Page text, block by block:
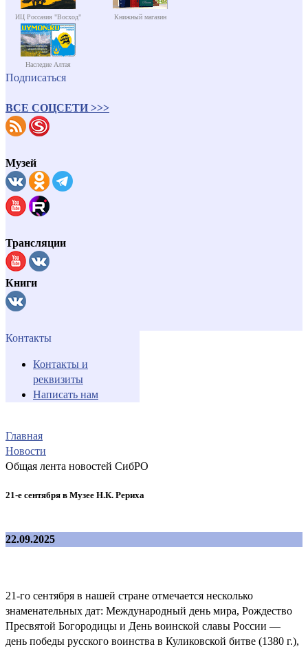
ИЦ Россазия "Восход" Книжный магазин
Наследие Алтая
Подписаться
ВСЕ СОЦСЕТИ >>>
Музей
Трансляции
Книги
Контакты
Контакты и
реквизиты
Написать нам
Главная
Новости
Общая лента новостей СибРО
21-е сентября в Музее Н.К. Рериха
22.09.2025
21-го сентября в нашей стране отмечается несколько
знаменательных дат: Международный день мира, Рождество
Пресвятой Богородицы и День воинской славы России —
день победы русского воинства в Куликовской битве (1380 г.),